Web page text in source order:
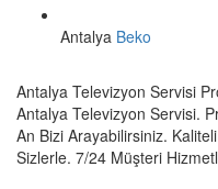
Antalya Beko
Antalya Televizyon Servisi
Antalya Televizyon Servisi.
An Bizi Arayabilirsiniz.
Sizlerle. 7/24 Müşteri